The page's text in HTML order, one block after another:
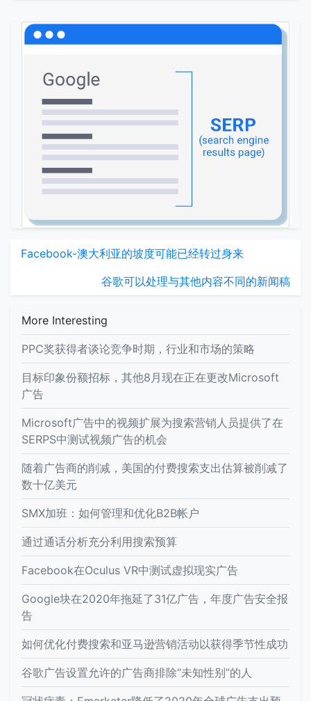
Facebook-澳大利亚的坡度可能已经转过身来
谷歌可以处理与其他内容不同的新闻稿
More Interesting
PPC奖获得者谈论竞争时期，行业和市场的策略
目标印象份额招标，其他8月现在正在更改Microsoft
广告
Microsoft广告中的视频扩展为搜索营销人员提供了在
SERPS中测试视频广告的机会
随着广告商的削减，美国的付费搜索支出估算被削减了
数十亿美元
SMX加班：如何管理和优化B2B帐户
通过通话分析充分利用搜索预算
Facebook在Oculus VR中测试虚拟现实广告
Google块在2020年拖延了31亿广告，年度广告安全报
告
如何优化付费搜索和亚马逊营销活动以获得季节性成功
谷歌广告设置允许的广告商排除“未知性别”的人